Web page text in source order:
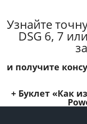
Узнайте
DSG 6, 7
и получите
+ Буклет «Как